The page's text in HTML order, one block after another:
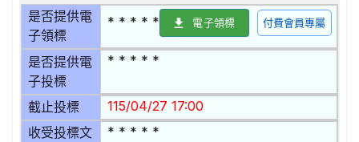
是否提供電
子領標
* * * * * 電子領標 付費會員專屬
是否提供電
子投標
* * * * *
截止投標 115/04/27 17:00
收受投標文
* * * * *